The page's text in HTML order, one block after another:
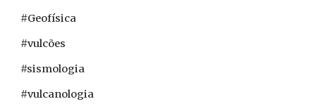
#Geofísica
#vulcões
#sismologia
#vulcanologia